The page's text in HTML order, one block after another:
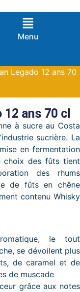
Menu
Legado 12 ans 70
ans 70 cl
à sucre au Costa
sucrière. La
en fermentation
choix des fûts tient
des rhums
de fûts en chêne
contenu Whisky
le tout
se dévoilent plus
de caramel et de
de muscade
grâce aux notes